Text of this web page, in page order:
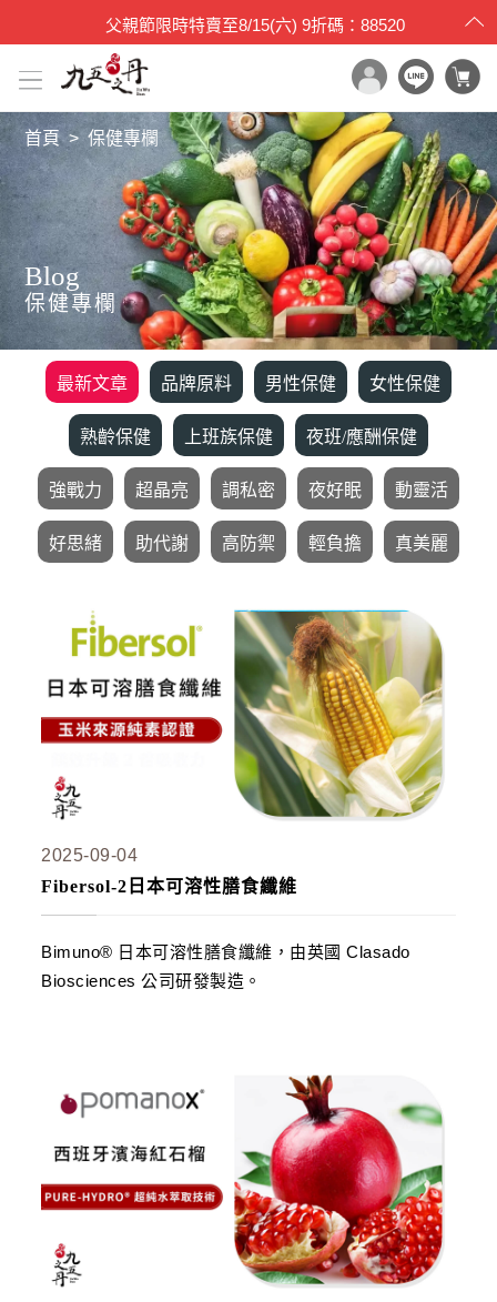
父親節限時特賣至8/15(六) 9折碼：88520
x
目錄一覽
首頁
所有產品
世界品質評鑑
品牌原料
產品檢驗
最新消息
保健專欄
媒體報導
名人推薦
九五闆闆
企業大宗採購/批發
💪 男性六大保健
至尊・黑瑪卡+酵母鋅 (熱銷NO1.)
飛龍．高純度左旋精胺酸 (熱銷第NO2.)
英雄．20倍南瓜籽+茄紅素 (熱銷第NO3.)
🏅 世界品質評鑑-特金獎
猛虎．酵母B群+酵母鋅
紅潤．酵母B群+微膠囊鐵
傾城．德國水解膠原蛋白
🥇 世界品質評鑑-金獎
首頁 保健專欄
Blog
保健專欄
最新文章 品牌原料 男性保健 女性保健
熟齡保健 上班族保健 夜班/應酬保健
強戰力 超晶亮 調私密 夜好眠 動靈活
好思緒 助代謝 高防禦 輕負擔 真美麗
2025-09-04
Fibersol-2日本可溶性膳食纖維
Bimuno® 日本可溶性膳食纖維，由英國 Clasado
Biosciences 公司研發製造。